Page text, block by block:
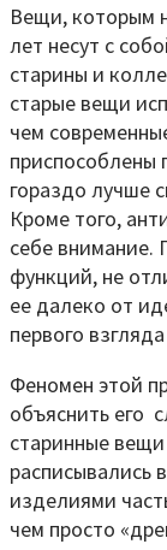
Вещи, которым
лет несут с
старины и
старые вещи
чем
приспособлены
гораздо лучше
Кроме того,
себе внимание.
функций, не
ее далеко от
первого
Феномен этой
объяснить его
старинные
расписывались
изделиями
чем просто